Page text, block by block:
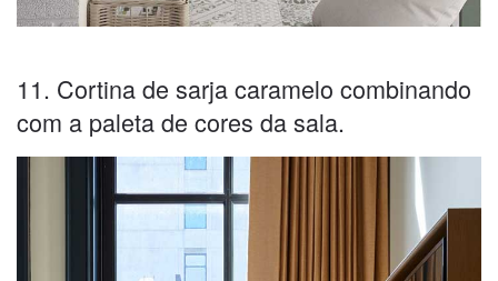
11. Cortina de sarja caramelo combinando
com a paleta de cores da sala.